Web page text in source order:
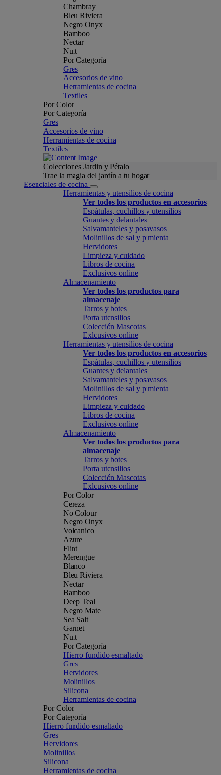
Chambray
Bleu Riviera
Negro Onyx
Bamboo
Nectar
Nuit
Por Categoría
Gres
Accesorios de vino
Herramientas de cocina
Textiles
Por Color
Por Categoría
Gres
Accesorios de vino
Herramientas de cocina
Textiles
Colecciones Jardin y Pétalo
Trae la magia del jardín a tu hogar
Esenciales de cocina
Herramientas y utensilios de cocina
Ver todos los productos en accesorios
Espátulas, cuchillos y utensilios
Guantes y delantales
Salvamanteles y posavasos
Molinillos de sal y pimienta
Hervidores
Limpieza y cuidado
Libros de cocina
Exclusivos online
Almacenamiento
Ver todos los productos para
almacenaje
Tarros y botes
Porta utensilios
Colección Mascotas
Exlcusivos online
Herramientas y utensilios de cocina
Ver todos los productos en accesorios
Espátulas, cuchillos y utensilios
Guantes y delantales
Salvamanteles y posavasos
Molinillos de sal y pimienta
Hervidores
Limpieza y cuidado
Libros de cocina
Exclusivos online
Almacenamiento
Ver todos los productos para
almacenaje
Tarros y botes
Porta utensilios
Colección Mascotas
Exlcusivos online
Por Color
Cereza
No Colour
Negro Onyx
Volcanico
Azure
Flint
Merengue
Blanco
Bleu Riviera
Nectar
Bamboo
Deep Teal
Negro Mate
Sea Salt
Garnet
Nuit
Por Categoría
Hierro fundido esmaltado
Gres
Hervidores
Molinillos
Silicona
Herramientas de cocina
Por Color
Por Categoría
Hierro fundido esmaltado
Gres
Hervidores
Molinillos
Silicona
Herramientas de cocina